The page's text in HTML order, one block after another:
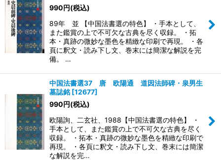
990円(税込)
89年 並 【中国法書選の特色】 ・手本として、
また鑑賞の上で不可欠な古典を尽く収録。 ・拓
本・真跡の微妙な墨色を精緻な印刷で再現。 ・各
頁に釈文・読み下し文、巻末には簡潔な解説を完
備。 …
中国法書選37 唐 欧陽通 道因法師碑・泉男生
墓誌銘 [12677]
990円(税込)
欧陽詢、二玄社、1988【中国法書選の特色】 ・
手本として、また鑑賞の上で不可欠な古典を尽く
収録。 ・拓本・真跡の微妙な墨色を精緻な印刷で
再現。 ・各頁に釈文・読み下し文、巻末には簡潔
な解説を完…